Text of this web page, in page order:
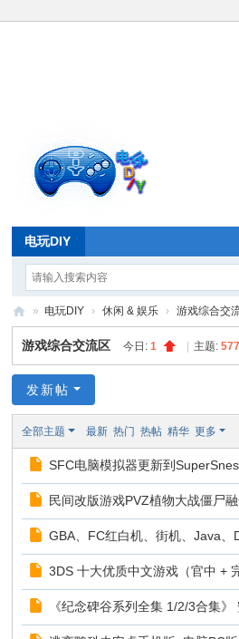
电玩DIY
电
玩
I
G
] -
» 电玩DIY › 休闲 & 娱乐 › 游戏综合交
游戏综合交流区 今日:1 主题:577
发新帖
全部主题 最新 热门 热帖 精华 更多
SFC电脑模拟器更新到
民间改版游戏PVZ植物大战僵尸
GBA、FC红白机、街机、Java
3DS 十大优质中文游戏（官中 +
《纪念碑谷系列全集 1/2/3合集